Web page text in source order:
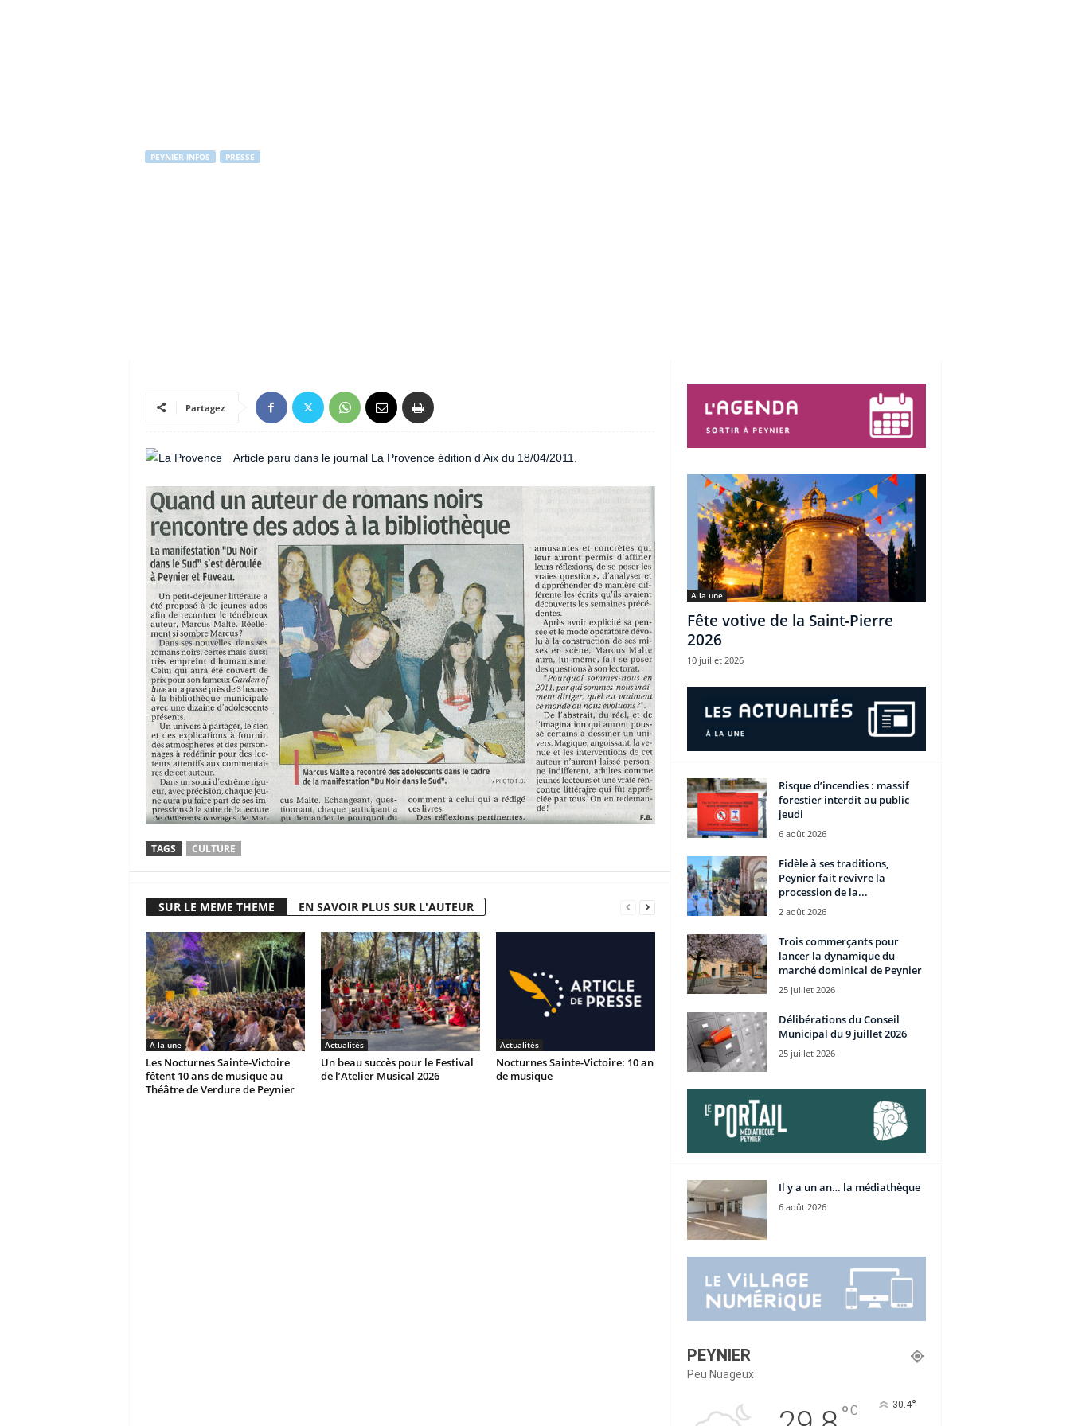
PEYNIER INFOS PRESSE
Partagez
Article paru dans le journal La Provence édition d’Aix du 18/04/2011.
TAGS CULTURE
SUR LE MEME THEME EN SAVOIR PLUS SUR L'AUTEUR
A la une
Les Nocturnes Sainte-Victoire
fêtent 10 ans de musique au
Théâtre de Verdure de Peynier
Actualités
Un beau succès pour le Festival
de l’Atelier Musical 2026
Actualités
Nocturnes Sainte-Victoire: 10 an
de musique
A la une
Fête votive de la Saint-Pierre
2026
10 juillet 2026
Risque d’incendies : massif
forestier interdit au public
jeudi
6 août 2026
Fidèle à ses traditions,
Peynier fait revivre la
procession de la...
2 août 2026
Trois commerçants pour
lancer la dynamique du
marché dominical de Peynier
25 juillet 2026
Délibérations du Conseil
Municipal du 9 juillet 2026
25 juillet 2026
Il y a un an… la médiathèque
6 août 2026
PEYNIER
Peu Nuageux
°C 30.4°